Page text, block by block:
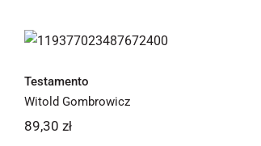
Testamento
Testamento
Witold Gombrowicz
89,30 zł